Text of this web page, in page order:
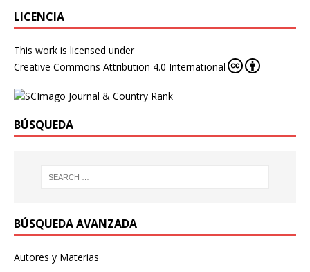
LICENCIA
This work is licensed under
Creative Commons Attribution 4.0 International
BÚSQUEDA
BÚSQUEDA AVANZADA
Autores y Materias